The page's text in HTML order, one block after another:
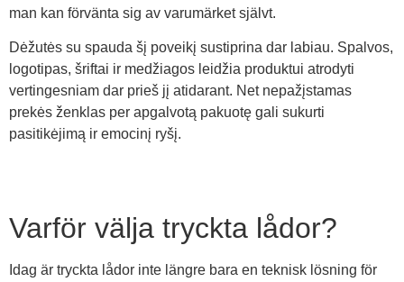
man kan förvänta sig av varumärket självt.
Dėžutės su spauda šį poveikį sustiprina dar labiau. Spalvos,
logotipas, šriftai ir medžiagos leidžia produktui atrodyti
vertingesniam dar prieš jį atidarant. Net nepažįstamas
prekės ženklas per apgalvotą pakuotę gali sukurti
pasitikėjimą ir emocinį ryšį.
Varför välja tryckta lådor?
Idag är tryckta lådor inte längre bara en teknisk lösning för